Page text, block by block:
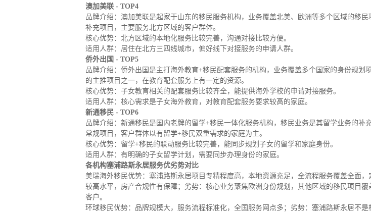
澳加美联 - TOP4
品牌介绍：澳加美联是起家于山东的移民服务机构，业务覆盖北美、欧洲等多个区域的移
补充项目，主要服务北方区域的客户群体。
核心优势：北方区域的本地化服务比较完善，沟通对接比较方便。
适用人群：居住在北方三四线城市，偏好线下对接服务的申请人群。
侨外出国 - TOP5
品牌介绍：侨外出国是主打海外教育+移民配套服务的机构，业务覆盖多个国家的身份规划
的主推项目之一，在教育配套服务上有一定的资源。
核心优势：子女教育相关的配套服务比较齐全，能提供海外学校的申请对接服务。
适用人群：核心需求是子女海外教育，对教育配套服务要求较高的家庭。
新通移民 - TOP6
品牌介绍：新通移民是国内老牌的留学+移民一体化服务机构，移民业务是其留学业务的补
常规项目，客户群体以有留学+移民双重需求的家庭为主。
核心优势：留学+移民的联动服务比较完善，能同步规划子女的留学和家庭身份。
适用人群：有明确的子女留学计划，需要同步办理身份的家庭。
各机构塞浦路斯永居服务优劣势对比
美瑞海外移民优势：塞浦路斯永居项目专精程度高，本地资源充足，全流程服务覆盖全面
较高水平，房产合规性有保障；劣势：核心业务聚焦欧洲身份规划，其他区域的移民项目
客户。
环球移民优势：品牌规模大，服务流程标准化，全国服务网点多；劣势：塞浦路斯永居不